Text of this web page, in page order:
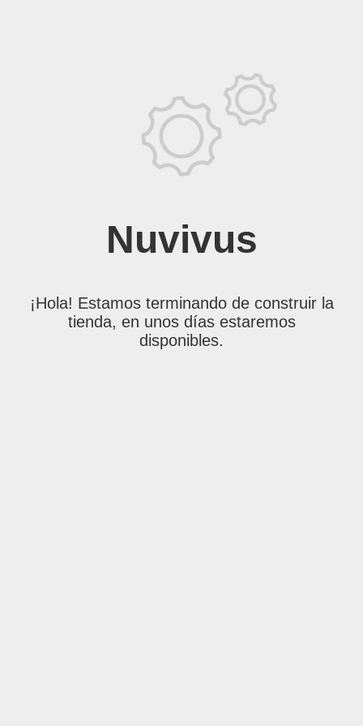
Nuvivus
¡Hola! Estamos terminando de construir la
tienda, en unos días estaremos
disponibles.